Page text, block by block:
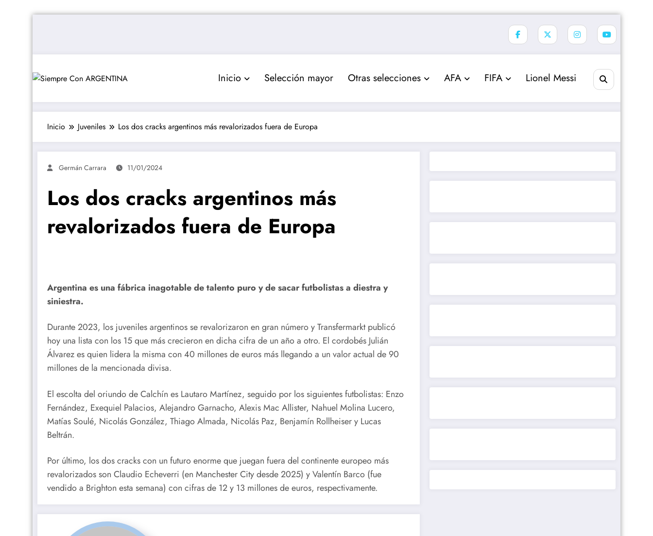
Inicio Selección mayor Otras selecciones AFA FIFA Lionel Messi
Inicio Juveniles Los dos cracks argentinos más revalorizados fuera de Europa
Germán Carrara 11/01/2024
Los dos cracks argentinos más
revalorizados fuera de Europa
Argentina es una fábrica inagotable de talento puro y de sacar futbolistas a diestra y
siniestra.
Durante 2023, los juveniles argentinos se revalorizaron en gran número y Transfermarkt publicó
hoy una lista con los 15 que más crecieron en dicha cifra de un año a otro. El cordobés Julián
Álvarez es quien lidera la misma con 40 millones de euros más llegando a un valor actual de 90
millones de la mencionada divisa.
El escolta del oriundo de Calchín es Lautaro Martínez, seguido por los siguientes futbolistas: Enzo
Fernández, Exequiel Palacios, Alejandro Garnacho, Alexis Mac Allister, Nahuel Molina Lucero,
Matías Soulé, Nicolás González, Thiago Almada, Nicolás Paz, Benjamín Rollheiser y Lucas
Beltrán.
Por último, los dos cracks con un futuro enorme que juegan fuera del continente europeo más
revalorizados son Claudio Echeverri (en Manchester City desde 2025) y Valentín Barco (fue
vendido a Brighton esta semana) con cifras de 12 y 13 millones de euros, respectivamente.